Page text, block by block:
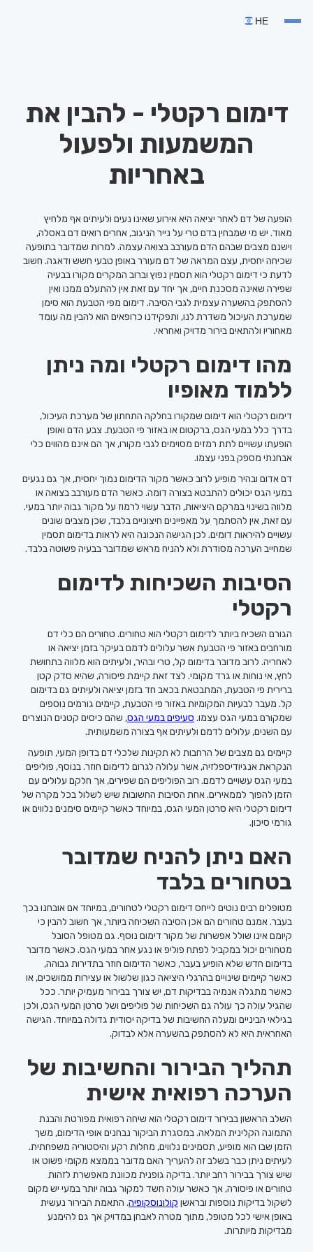
HE
דימום רקטלי - להבין את
המשמעות ולפעול
באחריות
הופעה של דם לאחר יציאה היא אירוע שאינו נעים ולעיתים אף מלחיץ
מאוד. יש מי שמבחין בדם טרי על נייר הניגוב, אחרים רואים דם באסלה,
וישנם מצבים שבהם הדם מעורבב בצואה עצמה. למרות שמדובר בתופעה
שכיחה יחסית, עצם המראה של דם מעורר באופן טבעי חשש ודאגה. חשוב
לדעת כי דימום רקטלי הוא תסמין נפוץ וברוב המקרים מקורו בבעיה
שפירה שאינה מסכנת חיים, אך יחד עם זאת אין להתעלם ממנו ואין
להסתפק בהשערה עצמית לגבי הסיבה. דימום מפי הטבעת הוא סימן
שמערכת העיכול משדרת לנו, ותפקידנו כרופאים הוא להבין מה עומד
מאחוריו ולהתאים בירור מדויק ואחראי.
מהו דימום רקטלי ומה ניתן
ללמוד מאופיו
דימום רקטלי הוא דימום שמקורו בחלקה התחתון של מערכת העיכול,
בדרך כלל במעי הגס, ברקטום או באזור פי הטבעת. צבע הדם ואופן
הופעתו עשויים לתת רמזים מסוימים לגבי מקורו, אך הם אינם מהווים כלי
אבחנתי מספק בפני עצמו.
דם אדום ובהיר מופיע לרוב כאשר מקור הדימום נמוך יחסית, אך גם נגעים
במעי הגס יכולים להתבטא בצורה דומה. כאשר הדם מעורבב בצואה או
מלווה בשינוי במרקם היציאות, הדבר עשוי לרמוז על מקור גבוה יותר במעי.
עם זאת, אין להסתמך על מאפיינים חיצוניים בלבד, שכן מצבים שונים
עשויים להיראות דומים. לכן הגישה הנכונה היא לראות בדימום תסמין
שמחייב הערכה מסודרת ולא להניח מראש שמדובר בבעיה פשוטה בלבד.
הסיבות השכיחות לדימום
רקטלי
הגורם השכיח ביותר לדימום רקטלי הוא טחורים. טחורים הם כלי דם
מורחבים באזור פי הטבעת אשר עלולים לדמם בעיקר בזמן יציאה או
לאחריה. לרוב מדובר בדימום קל, טרי ובהיר, ולעיתים הוא מלווה בתחושת
לחץ, אי נוחות או גרד מקומי. לצד זאת קיימת פיסורה, שהיא סדק קטן
ברירית פי הטבעת, המתבטאת בכאב חד בזמן יציאה ולעיתים גם בדימום
קל. מעבר לבעיות המקומיות באזור פי הטבעת, קיימים גורמים נוספים
שמקורם במעי הגס עצמו. סעיפים במעי הגס, שהם כיסים קטנים הנוצרים
עם השנים, עלולים לדמם ולעיתים אף בצורה משמעותית.
קיימים גם מצבים של הרחבות לא תקינות שלכלי דם בדופן המעי, תופעה
הנקראת אנגיודיספלזיה, אשר עלולה לגרום לדימום חוזר. בנוסף, פוליפים
במעי הגס עשויים לדמם. רוב הפוליפים הם שפירים, אך חלקם עלולים עם
הזמן להפוך לממאירים. אחת הסיבות החשובות שיש לשלול בכל מקרה של
דימום רקטלי היא סרטן המעי הגס, במיוחד כאשר קיימים סימנים נלווים או
גורמי סיכון.
האם ניתן להניח שמדובר
בטחורים בלבד
מטופלים רבים נוטים לייחס דימום רקטלי לטחורים, במיוחד אם אובחנו בכך
בעבר. אמנם טחורים הם אכן הסיבה השכיחה ביותר, אך חשוב להבין כי
קיומם אינו שולל אפשרות של מקור דימום נוסף. גם מטופל הסובל
מטחורים יכול במקביל לפתח פוליפ או נגע אחר במעי הגס. כאשר מדובר
בדימום חדש שלא הופיע בעבר, כאשר הדימום חוזר בתדירות גבוהה,
כאשר קיימים שינויים בהרגלי היציאה כגון שלשול או עצירות ממושכים, או
כאשר מתגלה אנמיה בבדיקות דם, יש צורך בבירור מעמיק יותר. ככל
שהגיל עולה כך עולה גם השכיחות של פוליפים ושל סרטן המעי הגס, ולכן
בגילאי הביניים ומעלה החשיבות של בדיקה יסודית גדולה במיוחד. הגישה
האחראית היא לא להסתפק בהשערה אלא לבדוק.
תהליך הבירור והחשיבות של
הערכה רפואית אישית
השלב הראשון בבירור דימום רקטלי הוא שיחה רפואית מפורטת והבנת
התמונה הקלינית המלאה. במסגרת הביקור נבחנים אופי הדימום, משך
הזמן שבו הוא מופיע, תסמינים נלווים, מחלות רקע והיסטוריה משפחתית.
לעיתים ניתן כבר בשלב זה להעריך האם מדובר בממצא מקומי פשוט או
שיש צורך בבירור רחב יותר. בדיקה גופנית מכוונת מאפשרת לזהות
טחורים או פיסורה, אך כאשר עולה חשד למקור גבוה יותר במעי יש מקום
לשקול בדיקות נוספות ובראשן קולונוסקופיה. התאמת הבירור נעשית
באופן אישי לכל מטופל, מתוך מטרה לאבחן במדויק אך גם להימנע
מבדיקות מיותרות.